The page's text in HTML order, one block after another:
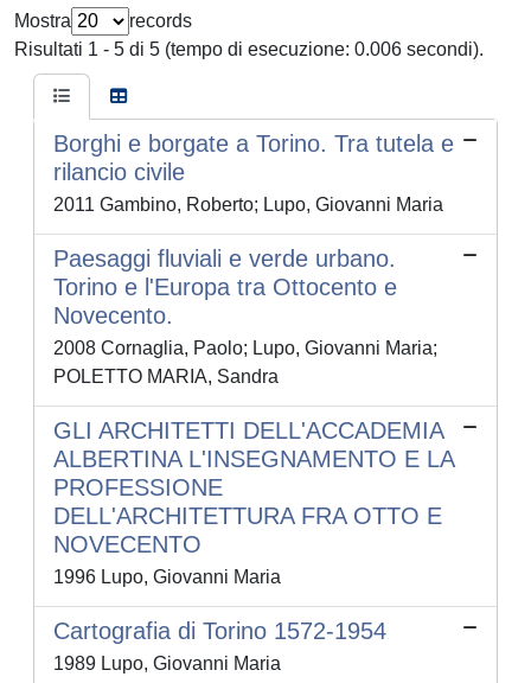
Mostra
records
Risultati 1 - 5 di 5 (tempo di esecuzione: 0.006 secondi).
Borghi e borgate a Torino. Tra tutela e
rilancio civile
2011 Gambino, Roberto; Lupo, Giovanni Maria
Paesaggi fluviali e verde urbano.
Torino e l'Europa tra Ottocento e
Novecento.
2008 Cornaglia, Paolo; Lupo, Giovanni Maria;
POLETTO MARIA, Sandra
GLI ARCHITETTI DELL'ACCADEMIA
ALBERTINA L'INSEGNAMENTO E LA
PROFESSIONE
DELL'ARCHITETTURA FRA OTTO E
NOVECENTO
1996 Lupo, Giovanni Maria
Cartografia di Torino 1572-1954
1989 Lupo, Giovanni Maria